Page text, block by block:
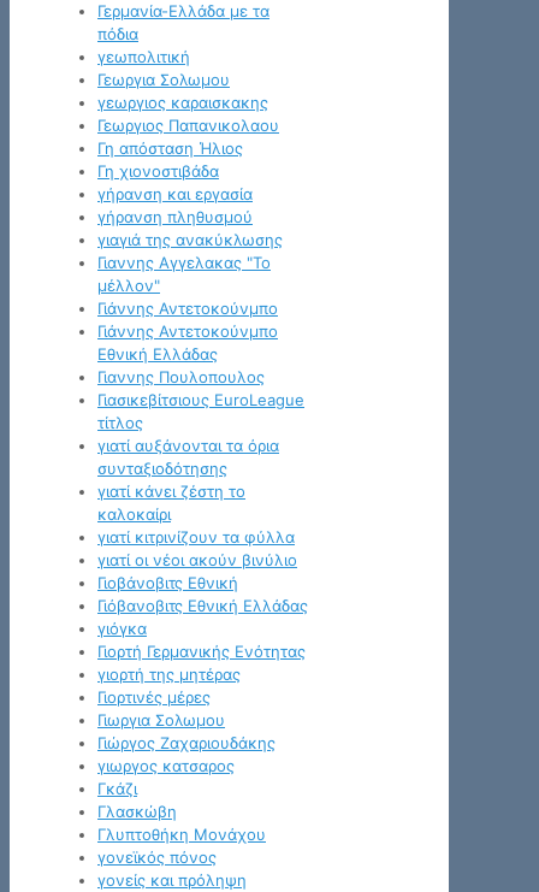
Γερμανία-Ελλάδα με τα
πόδια
γεωπολιτική
Γεωργια Σολωμου
γεωργιος καραισκακης
Γεωργιος Παπανικολαου
Γη απόσταση Ήλιος
Γη χιονοστιβάδα
γήρανση και εργασία
γήρανση πληθυσμού
γιαγιά της ανακύκλωσης
Γιαννης Αγγελακας "Το
μέλλον"
Γιάννης Αντετοκούνμπο
Γιάννης Αντετοκούνμπο
Εθνική Ελλάδας
Γιαννης Πουλοπουλος
Γιασικεβίτσιους EuroLeague
τίτλος
γιατί αυξάνονται τα όρια
συνταξιοδότησης
γιατί κάνει ζέστη το
καλοκαίρι
γιατί κιτρινίζουν τα φύλλα
γιατί οι νέοι ακούν βινύλιο
Γιοβάνοβιτς Εθνική
Γιόβανοβιτς Εθνική Ελλάδας
γιόγκα
Γιορτή Γερμανικής Ενότητας
γιορτή της μητέρας
Γιορτινές μέρες
Γιωργια Σολωμου
Γιώργος Ζαχαριουδάκης
γιωργος κατσαρος
Γκάζι
Γλασκώβη
Γλυπτοθήκη Μονάχου
γονεϊκός πόνος
γονείς και πρόληψη